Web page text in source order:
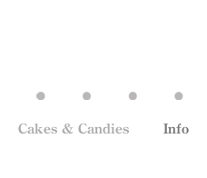
Cakes & Candies Info